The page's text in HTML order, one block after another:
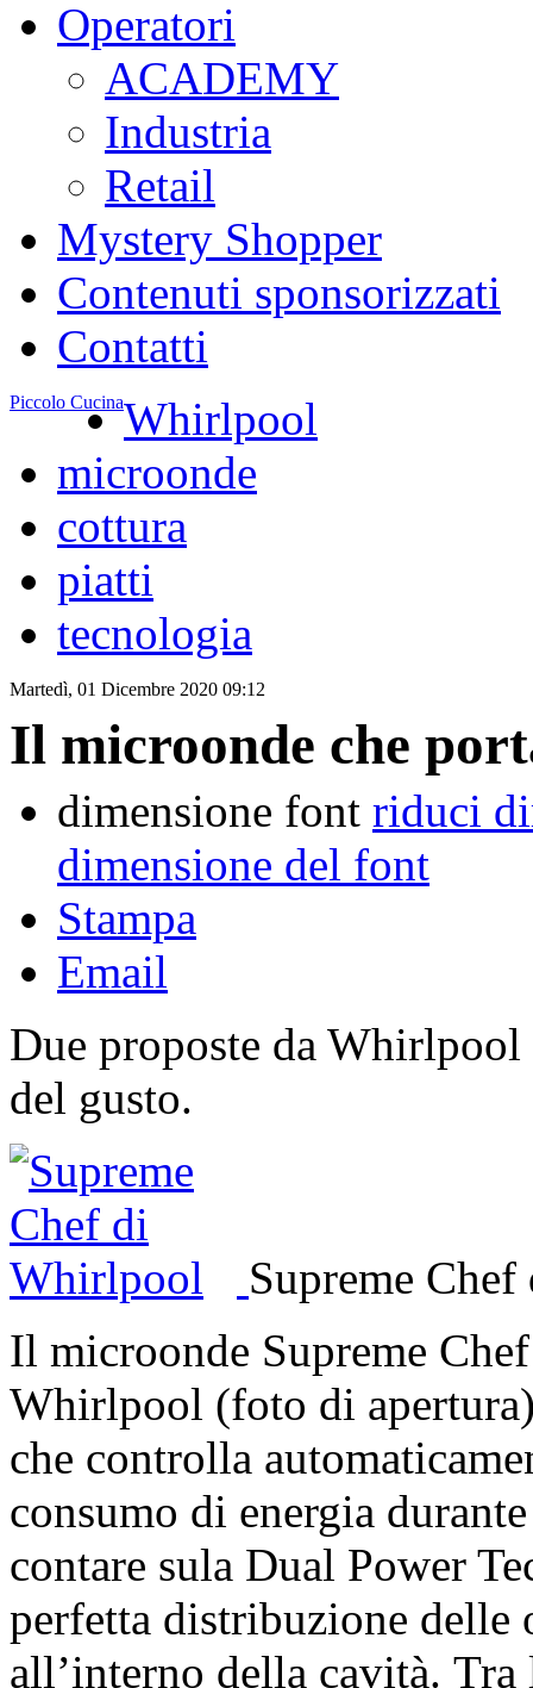
Operatori
ACADEMY
Industria
Retail
Mystery Shopper
Contenuti sponsorizzati
Contatti
Piccolo CucinaWhirlpool
microonde
cottura
piatti
tecnologia
Martedì, 01 Dicembre 2020 09:12
Il microonde che
dimensione font riduci
dimensione del font
Stampa
Email
Due proposte da Whirlpool
del gusto.
Supreme
Il microonde Supreme
Whirlpool (foto di
che controlla
consumo di energia
contare sula Dual Power
perfetta distribuzione delle
all’interno della cavità.